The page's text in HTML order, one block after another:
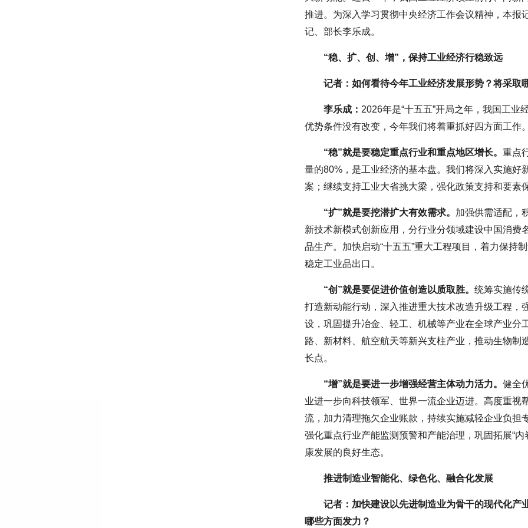
推进。为深入学习贯彻中央经济工作会议精神，本报
记、部长李乐成。
“稳、扩、创、增”，保持工业经济行稳致远
记者：如何看待今年工业经济发展形势？将采取
李乐成： 2026年是“十五五”开局之年，我国工业
优势条件没有改变，今年我们将着重抓好四方面工作
“稳”就是要稳定重点行业和重点地区增长。 重点
量的80%，是工业经济的基本盘。我们将深入实施好
案；继续支持工业大省挑大梁，强化政策支持和要素
“扩”就是要挖潜扩大有效需求。 加强供需适配，
新技术新模式创新应用，分行业分领域建设中国消费
品生产。加快启动“十五五”重大工程项目，着力保持
稳定工业品出口。
“创”就是要促进价值创造以质取胜。 统筹实施传
打造新动能行动，深入推进重大技术改造升级工程，
设，巩固提升冶金、轻工、机械等产业在全球产业分
路、新材料、航空航天等新兴支柱产业，推动生物制
长点。
“增”就是要进一步增强经营主体动力活力。 健全
业进一步向科技领军、世界一流企业迈进。高度重视
流，加力清理拖欠企业账款，持续实施减轻企业负担
强化重点行业产能监测预警和产能治理，巩固拓展“
康发展的良好生态。
推进制造业智能化、绿色化、融合化发展
记者：加快建设以先进制造业为骨干的现代化产
哪些方面发力？